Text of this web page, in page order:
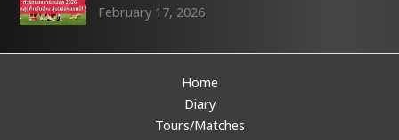
February 17, 2026
Home
Diary
Tours/Matches